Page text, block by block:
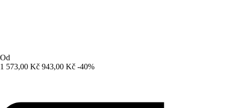
Od
1 573,00 Kč 943,00 Kč -40%